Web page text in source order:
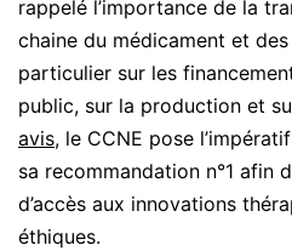
rappelé l’importance de la
chaine du médicament et
particulier sur les
public, sur la production et
avis, le CCNE pose
sa recommandation n°1 afin
d’accès aux innovations
éthiques.